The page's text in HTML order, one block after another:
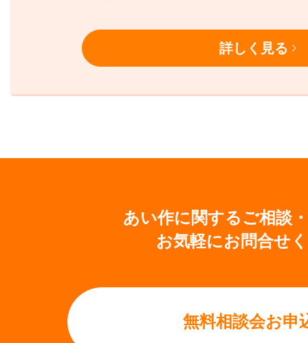
詳しく見る
あい作に関するご相談
お気軽にお問合せ
無料相談会お申